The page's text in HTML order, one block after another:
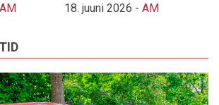
AM 18. juuni 2026 - AM